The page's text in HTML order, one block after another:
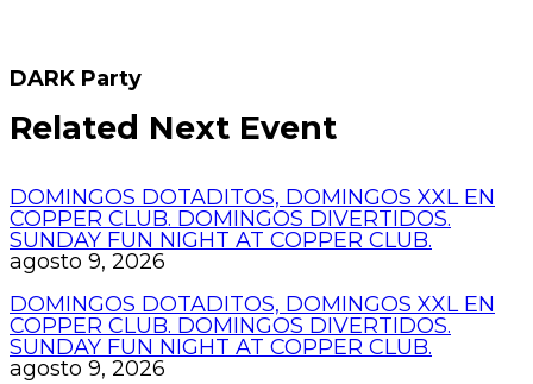
DARK Party
Related Next Event
DOMINGOS DOTADITOS, DOMINGOS XXL EN
COPPER CLUB. DOMINGOS DIVERTIDOS.
SUNDAY FUN NIGHT AT COPPER CLUB.
agosto 9, 2026
DOMINGOS DOTADITOS, DOMINGOS XXL EN
COPPER CLUB. DOMINGOS DIVERTIDOS.
SUNDAY FUN NIGHT AT COPPER CLUB.
agosto 9, 2026